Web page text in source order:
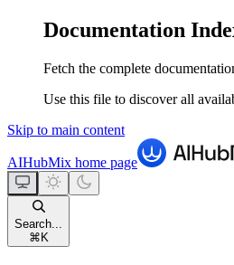
Documentation
Fetch the complete
Use this file to discover all
Skip to main content
AIHubMix home page
Search...
⌘ K